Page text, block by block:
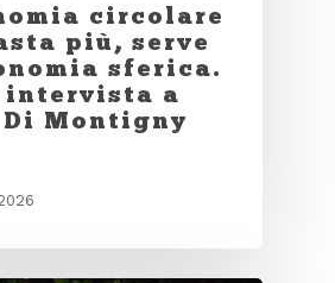
circolare
più, serve
sferica.
intervista a
Di Montigny